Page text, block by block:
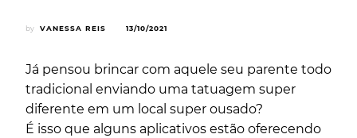
by VANESSA REIS 13/10/2021
Já pensou brincar com aquele seu parente todo
tradicional enviando uma tatuagem super
diferente em um local super ousado?
É isso que alguns aplicativos estão oferecendo